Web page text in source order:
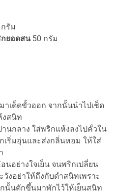
รัม
กยอดสน50 กรัม
เด็ดขั้วออก จากนั้นนำไปเช็ด
งสนิท
นกลาง ใส่พริกแห้งลงไปคั่วใน
เริ่มอุ่นและส่งกลิ่นหอม ให้ใส่
นอย่างใจเย็น จนพริกเปลี่ยน
วังอย่าให้ถึงกับดำสนิทเพราะ
นั้นตักขึ้นมาพักไว้ให้เย็นสนิท